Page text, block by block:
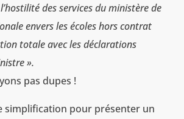
des services du ministère de
envers les écoles hors contrat
totale avec les déclarations
».
pas dupes !
simplification pour présenter un